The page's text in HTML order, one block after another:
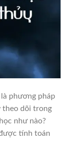
phương pháp
theo dõi trong
như nào?
tính toán